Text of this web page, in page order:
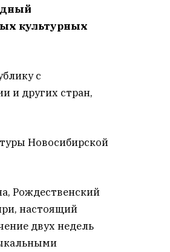
культурных
с
и других стран,
Новосибирской
Рождественский
настоящий
двух недель